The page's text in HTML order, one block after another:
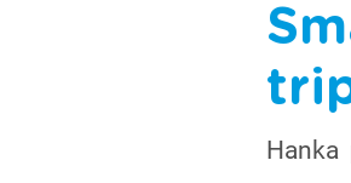
Hanka